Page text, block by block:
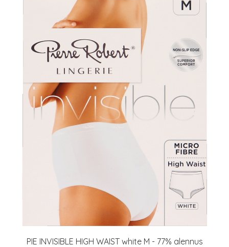
PIE INVISIBLE HIGH WAIST white M - 77% alennus